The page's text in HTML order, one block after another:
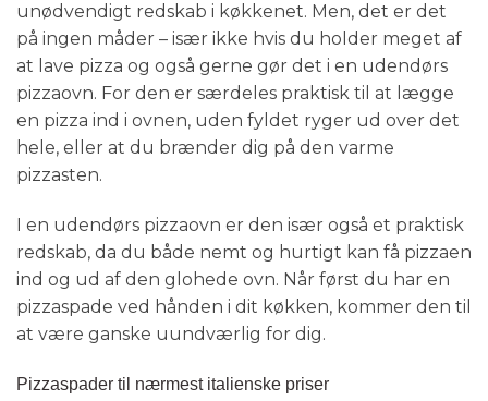
unødvendigt redskab i køkkenet. Men, det er det
på ingen måder – især ikke hvis du holder meget af
at lave pizza og også gerne gør det i en udendørs
pizzaovn. For den er særdeles praktisk til at lægge
en pizza ind i ovnen, uden fyldet ryger ud over det
hele, eller at du brænder dig på den varme
pizzasten.
I en udendørs pizzaovn er den især også et praktisk
redskab, da du både nemt og hurtigt kan få pizzaen
ind og ud af den glohede ovn. Når først du har en
pizzaspade ved hånden i dit køkken, kommer den til
at være ganske uundværlig for dig.
Pizzaspader til nærmest italienske priser